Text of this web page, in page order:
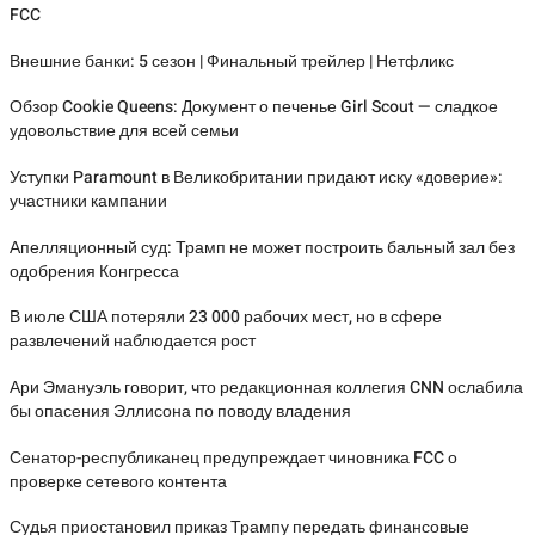
FCC
Внешние банки: 5 сезон | Финальный трейлер | Нетфликс
Обзор Cookie Queens: Документ о печенье Girl Scout — сладкое
удовольствие для всей семьи
Уступки Paramount в Великобритании придают иску «доверие»:
участники кампании
Апелляционный суд: Трамп не может построить бальный зал без
одобрения Конгресса
В июле США потеряли 23 000 рабочих мест, но в сфере
развлечений наблюдается рост
Ари Эмануэль говорит, что редакционная коллегия CNN ослабила
бы опасения Эллисона по поводу владения
Сенатор-республиканец предупреждает чиновника FCC о
проверке сетевого контента
Судья приостановил приказ Трампу передать финансовые